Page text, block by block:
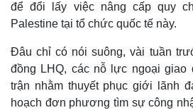
để đổi lấy việc nâng cấp quy
Palestine tại tổ chức quốc tế này.
Đâu chỉ có nói suông, vài tuần
đồng LHQ, các nỗ lực ngoại giao
trận nhằm thuyết phục giới lãnh
hoạch đơn phương tìm sự công